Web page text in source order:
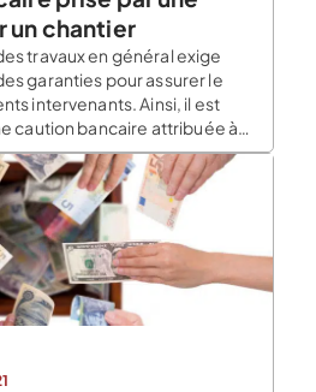
un chantier
travaux en général exige
garanties pour assurer le
intervenants. Ainsi, il est
caution bancaire attribuée à
réalisation d’un chantier. Le rôle
pour une entreprise de
du BTP peuvent […]